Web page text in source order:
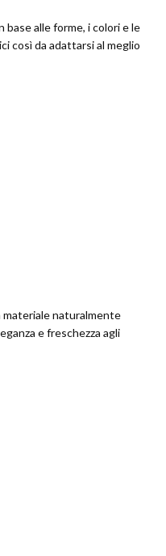
alle forme, i colori e le
così da adattarsi al meglio
materiale naturalmente
e freschezza agli